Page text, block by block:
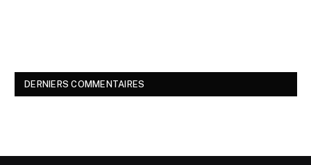
DERNIERS COMMENTAIRES